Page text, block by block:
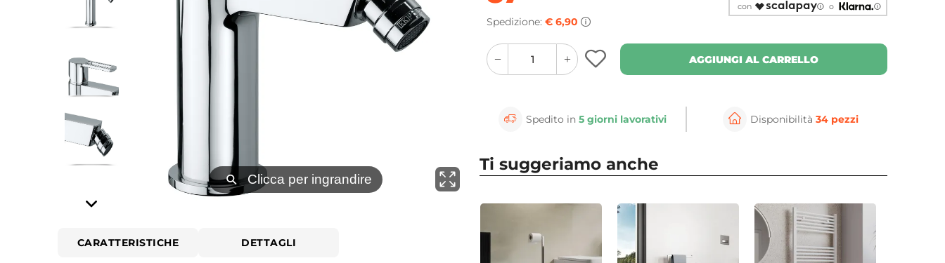
⚲ Clicca per ingrandire ⚲ Clicca per ingrandire
CARATTERISTICHE DETTAGLI
Spedizione: € 6,90
con
o
quantity
button
quantity
minus
button
AGGIUNGI AL CARRELLO
Spedito in5 giorni lavorativi Disponibilità 34 pezzi
Ti suggeriamo anche